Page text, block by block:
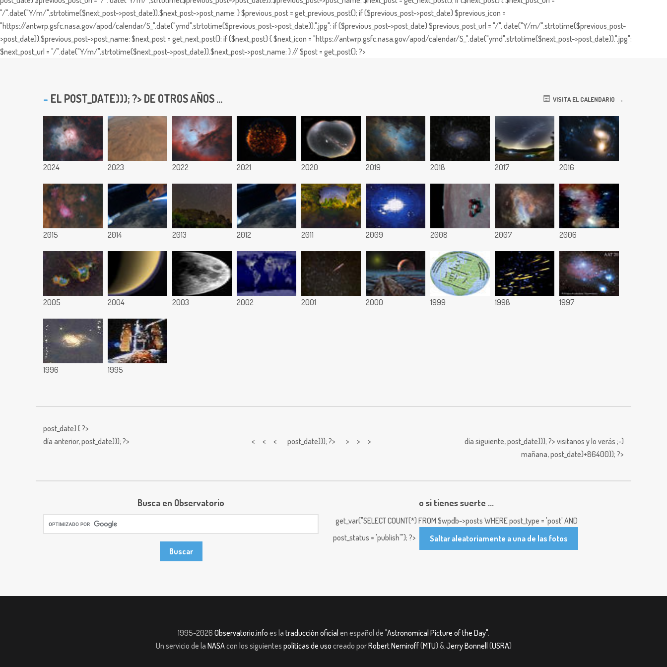
"/".date("Y/m/",strtotime($next_post->post_date)).$next_post->post_name; } $previous_post = get_previous_post(); if ($previous_post->post_date) $previous_icon =
"https://antwrp.gsfc.nasa.gov/apod/calendar/S_".date("ymd",strtotime($previous_post->post_date)).".jpg"; if ($previous_post->post_date) $previous_post_url = "/". date("Y/m/",strtotime($previous_post-
>post_date)).$previous_post->post_name; $next_post = get_next_post(); if ($next_post) { $next_icon = "https://antwrp.gsfc.nasa.gov/apod/calendar/S_".date("ymd",strtotime($next_post->post_date)).".jpg";
$next_post_url = "/".date("Y/m/",strtotime($next_post->post_date)).$next_post->post_name; } // $post = get_post(); ?>
EL POST_DATE))); ?> DE OTROS AÑOS ... VISITA EL CALENDARIO
2024 2023 2022 2021 2020 2019 2018 2017 2016
2015 2014 2013 2012 2011 2009 2008 2007 2006
2005 2004 2003 2002 2001 2000 1999 1998 1997
1996 1995
post_date) { ?>
día anterior,post_date))); ?> < < < post_date))); ?> > > > día siguiente,post_date))); ?> visitanos y lo verás ;-)
mañana,post_date)+86400)); ?>
Busca en Observatorio o si tienes suerte ...
get_var("SELECT COUNT(*) FROM $wpdb->posts WHERE post_type = 'post' AND
post_status = 'publish'"); ?>
Saltar aleatoriamente a una de las fotos
1995-2026 Observatorio.info es la traducción oficial en español de "Astronomical Picture of the Day".
Un servicio de la NASAcon los siguientes políticas de uso creado porRobert Nemiroff(MTU) &Jerry Bonnell (USRA)